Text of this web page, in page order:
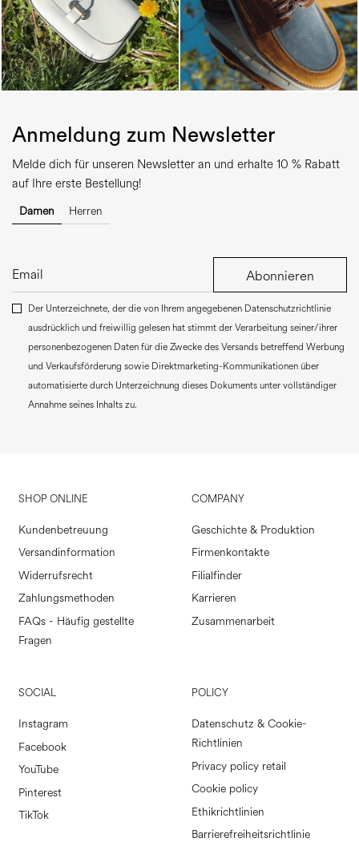
Anmeldung zum Newsletter
Melde dich für unseren Newsletter an und erhalte 10 % Rabatt
auf Ihre erste Bestellung!
Damen Herren
Abonnieren
Der Unterzeichnete, der die von Ihrem angegebenen Datenschutzrichtlinie
ausdrücklich und freiwillig gelesen hat stimmt der Verarbeitung seiner/ihrer
personenbezogenen Daten für die Zwecke des Versands betreffend Werbung
und Verkaufsförderung sowie Direktmarketing-Kommunikationen über
automatisierte durch Unterzeichnung dieses Dokuments unter vollständiger
Annahme seines Inhalts zu.
SHOP ONLINE
Kundenbetreuung
Versandinformation
Widerrufsrecht
Zahlungsmethoden
FAQs - Häufig gestellte
Fragen
COMPANY
Geschichte & Produktion
Firmenkontakte
Filialfinder
Karrieren
Zusammenarbeit
SOCIAL
Instagram
Facebook
YouTube
Pinterest
TikTok
POLICY
Datenschutz & Cookie-
Richtlinien
Privacy policy retail
Cookie policy
Ethikrichtlinien
Barrierefreiheitsrichtlinie